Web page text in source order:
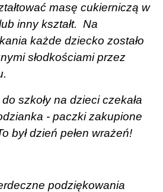
masę cukierniczą w
inny kształt. Na
każde dziecko zostało
słodkościami przez
szkoły na dzieci czekała
- paczki zakupione
był dzień pełen wrażeń!
podziękowania